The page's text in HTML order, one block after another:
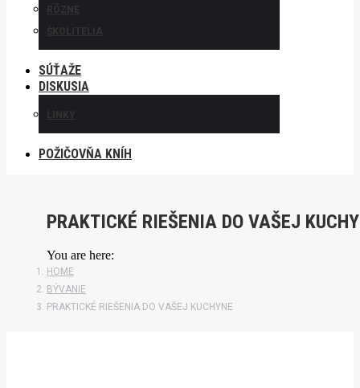
RÔZNE
ŠKOLITELIA
SÚŤAŽE
DISKUSIA
LINKY
POŽIČOVŇA KNÍH
PRAKTICKÉ RIEŠENIA DO VAŠEJ
You are here:
HOME
BÝVANIE
PRAKTICKÉ RIEŠENIA DO VAŠEJ KUCHYNE